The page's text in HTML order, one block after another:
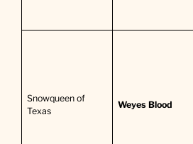
Snowqueen of
Texas
Weyes Blood